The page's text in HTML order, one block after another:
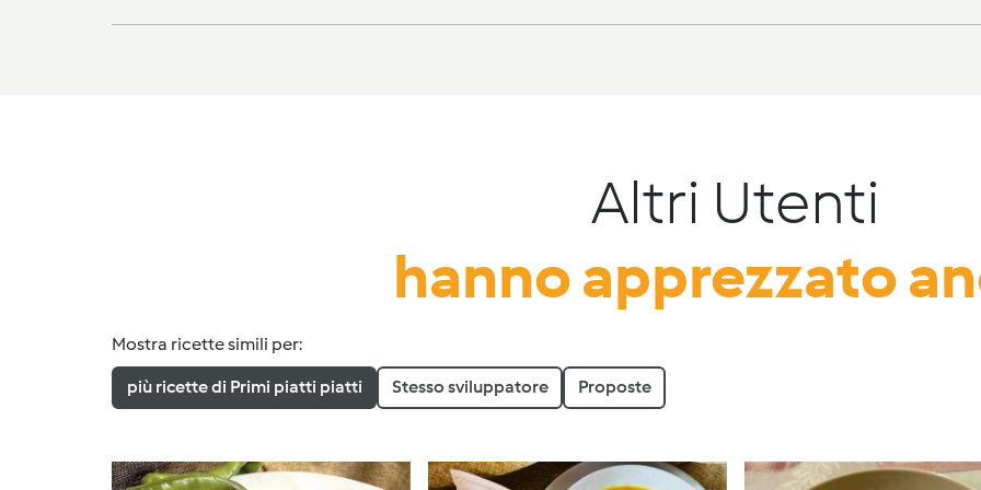
Altri Utenti
hanno apprezzato
Mostra ricette simili per:
più ricette di Primi piatti piatti Stesso sviluppatore Proposte